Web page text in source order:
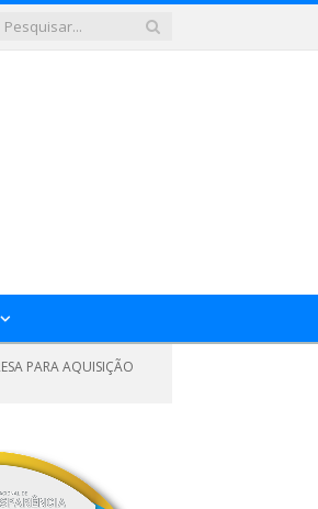
PARA AQUISIÇÃO